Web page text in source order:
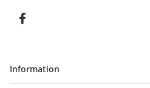
Information